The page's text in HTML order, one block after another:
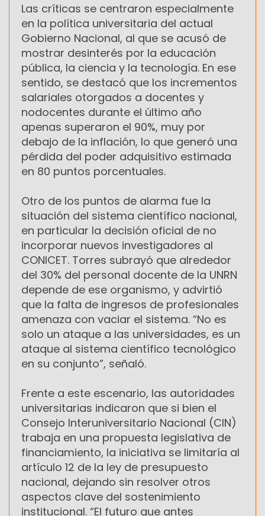
Las críticas se centraron especialmente
en la política universitaria del actual
Gobierno Nacional, al que se acusó de
mostrar desinterés por la educación
pública, la ciencia y la tecnología. En ese
sentido, se destacó que los incrementos
salariales otorgados a docentes y
nodocentes durante el último año
apenas superaron el 90%, muy por
debajo de la inflación, lo que generó una
pérdida del poder adquisitivo estimada
en 80 puntos porcentuales.
Otro de los puntos de alarma fue la
situación del sistema científico nacional,
en particular la decisión oficial de no
incorporar nuevos investigadores al
CONICET. Torres subrayó que alrededor
del 30% del personal docente de la UNRN
depende de ese organismo, y advirtió
que la falta de ingresos de profesionales
amenaza con vaciar el sistema. “No es
solo un ataque a las universidades, es un
ataque al sistema científico tecnológico
en su conjunto”, señaló.
Frente a este escenario, las autoridades
universitarias indicaron que si bien el
Consejo Interuniversitario Nacional (CIN)
trabaja en una propuesta legislativa de
financiamiento, la iniciativa se limitaría al
artículo 12 de la ley de presupuesto
nacional, dejando sin resolver otros
aspectos clave del sostenimiento
institucional. “El futuro que antes